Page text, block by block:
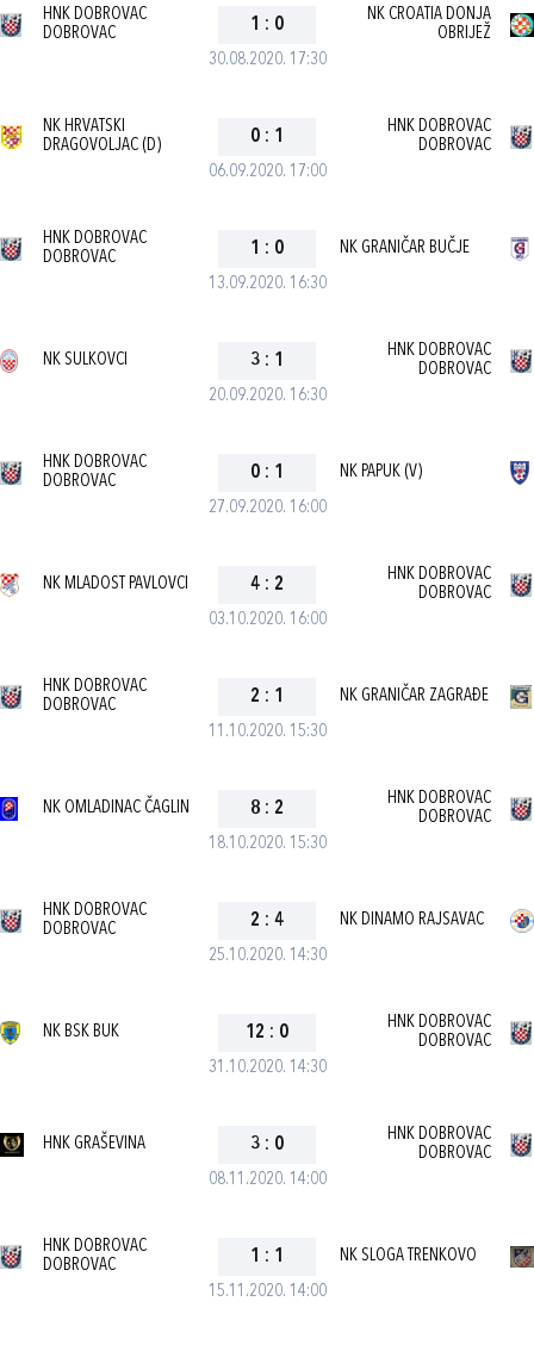
30.08.2020. 17:30
HNK DOBROVAC
DOBROVAC
1 : 0
NK CROATIA DONJA
OBRIJEŽ
06.09.2020. 17:00
NK HRVATSKI
DRAGOVOLJAC (D)
0 : 1
HNK DOBROVAC
DOBROVAC
13.09.2020. 16:30
HNK DOBROVAC
DOBROVAC
1 : 0 NK GRANIČAR BUČJE
20.09.2020. 16:30
NK SULKOVCI 3 : 1
HNK DOBROVAC
DOBROVAC
27.09.2020. 16:00
HNK DOBROVAC
DOBROVAC
0 : 1 NK PAPUK (V)
03.10.2020. 16:00
NK MLADOST PAVLOVCI 4 : 2
HNK DOBROVAC
DOBROVAC
11.10.2020. 15:30
HNK DOBROVAC
DOBROVAC
2 : 1 NK GRANIČAR ZAGRAĐE
18.10.2020. 15:30
NK OMLADINAC ČAGLIN 8 : 2
HNK DOBROVAC
DOBROVAC
25.10.2020. 14:30
HNK DOBROVAC
DOBROVAC
2 : 4 NK DINAMO RAJSAVAC
31.10.2020. 14:30
NK BSK BUK 12 : 0
HNK DOBROVAC
DOBROVAC
08.11.2020. 14:00
HNK GRAŠEVINA 3 : 0
HNK DOBROVAC
DOBROVAC
15.11.2020. 14:00
HNK DOBROVAC
DOBROVAC
1 : 1 NK SLOGA TRENKOVO